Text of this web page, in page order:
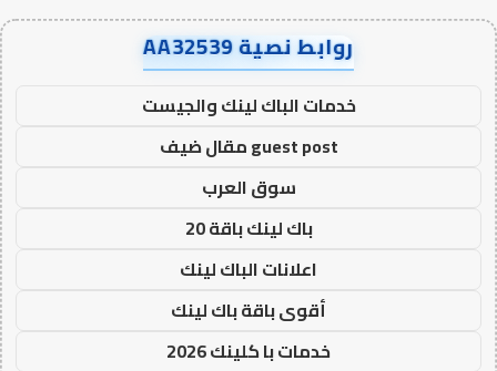
روابط نصية AA32539
خدمات الباك لينك والجيست
guest post مقال ضيف
سوق العرب
باك لينك باقة 20
اعلانات الباك لينك
أقوى باقة باك لينك
خدمات با كلينك 2026